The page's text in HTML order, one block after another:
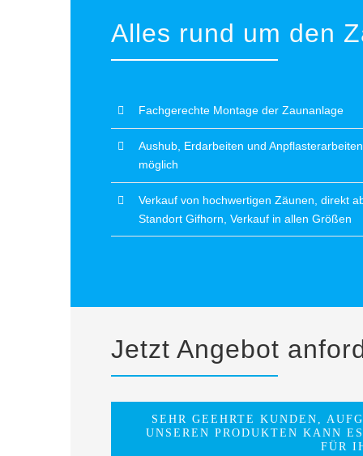
Alles rund um den
Fachgerechte Montage der Zaunanlage
Aushub, Erdarbeiten und Anpflasterarbeiten
möglich
Verkauf von hochwertigen Zäunen, direkt
Standort Gifhorn, Verkauf in allen Größen
Jetzt Angebot
SEHR GEEHRTE KUNDEN,
UNSEREN PRODUKTEN KANN
FÜR